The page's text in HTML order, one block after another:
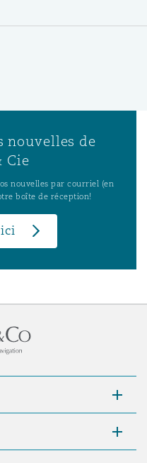
nouvelles de
Cie
nouvelles par courriel (en
boîte de réception!
ici